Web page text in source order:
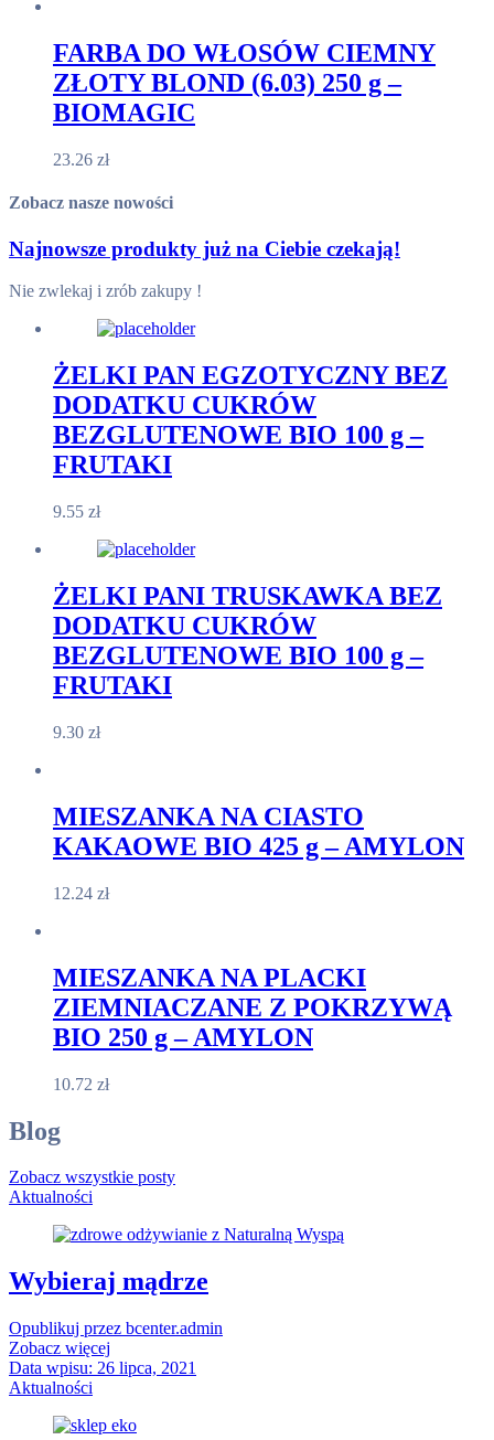
FARBA DO WŁOSÓW CIEMNY
ZŁOTY BLOND (6.03) 250 g –
BIOMAGIC
23.26 zł
Zobacz nasze nowości
Najnowsze produkty już na Ciebie czekają!
Nie zwlekaj i zrób zakupy !
ŻELKI PAN EGZOTYCZNY BEZ
DODATKU CUKRÓW
BEZGLUTENOWE BIO 100 g –
FRUTAKI
9.55 zł
ŻELKI PANI TRUSKAWKA BEZ
DODATKU CUKRÓW
BEZGLUTENOWE BIO 100 g –
FRUTAKI
9.30 zł
MIESZANKA NA CIASTO
KAKAOWE BIO 425 g – AMYLON
12.24 zł
MIESZANKA NA PLACKI
ZIEMNIACZANE Z POKRZYWĄ
BIO 250 g – AMYLON
10.72 zł
Blog
Zobacz wszystkie posty
Aktualności
Wybieraj mądrze
Opublikuj przez bcenter.admin
Zobacz więcej
Data wpisu: 26 lipca, 2021
Aktualności